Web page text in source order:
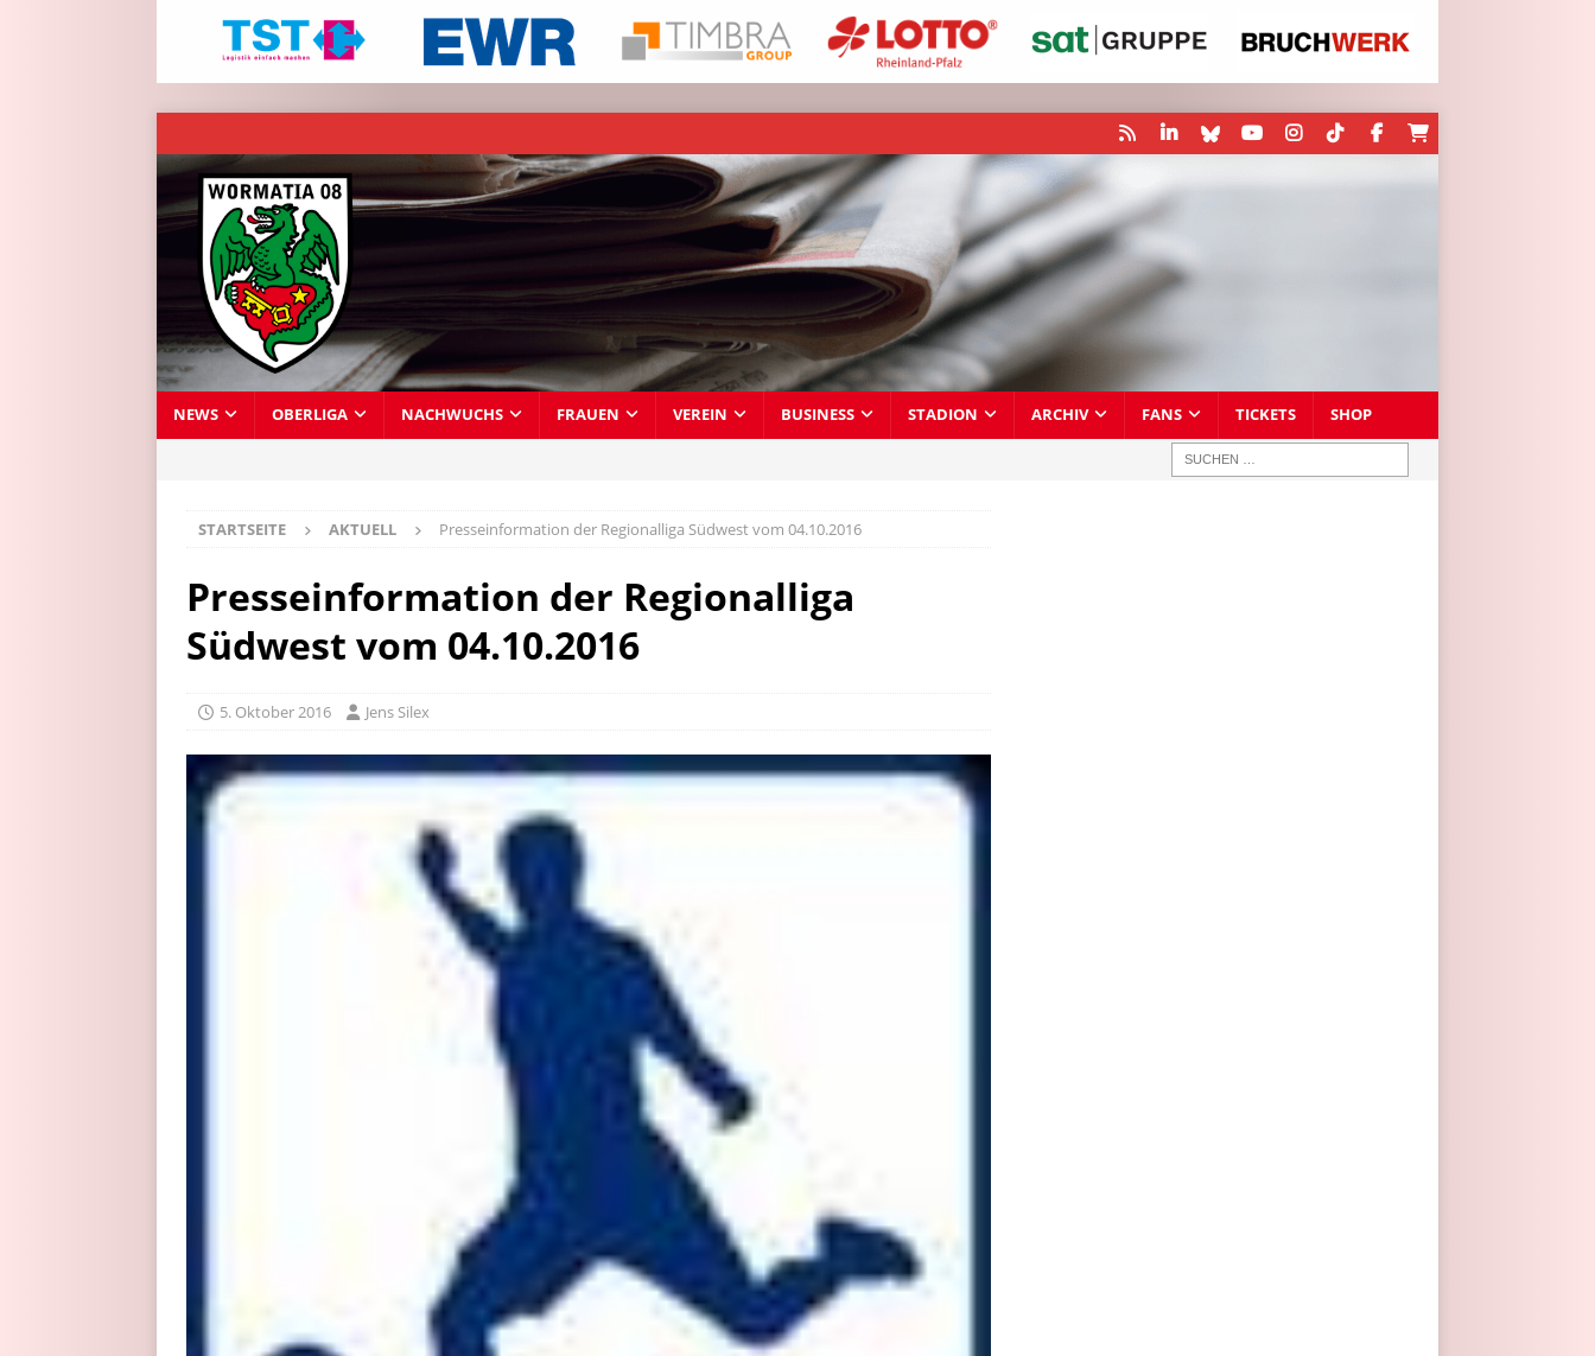
NEWS OBERLIGA NACHWUCHS FRAUEN VEREIN BUSINESS STADION ARCHIV FANS TICKETS SHOP
STARTSEITE AKTUELL Presseinformation der Regionalliga Südwest vom 04.10.2016
Presseinformation der Regionalliga
Südwest vom 04.10.2016
5. Oktober 2016 Jens Silex